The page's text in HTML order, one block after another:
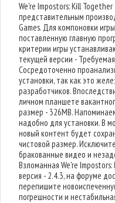
We're Impostors: Kill
представительным
Games. Для компоновки
поставленную главную
критерии игры
текущей версии -
Сосредоточенно
установки, так как это
разработчиков.
личном планшете
размер - 326MB.
надобно для установки. В
новый контент будет
чистовой размер.
бракованные видео и
Взломанная We're
версия - 2.4.3, на форуме
перепишите
погрешности и